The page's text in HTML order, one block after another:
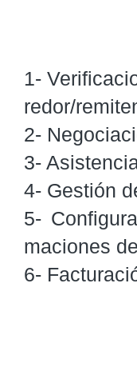
1-
redor/
2-
3-
4- Gestión
5-
maciones
6-